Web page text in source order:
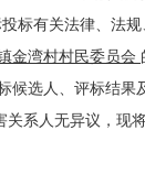
标有关法律、法
金湾村村民委员会
候选人、评标结果
关系人无异议，现